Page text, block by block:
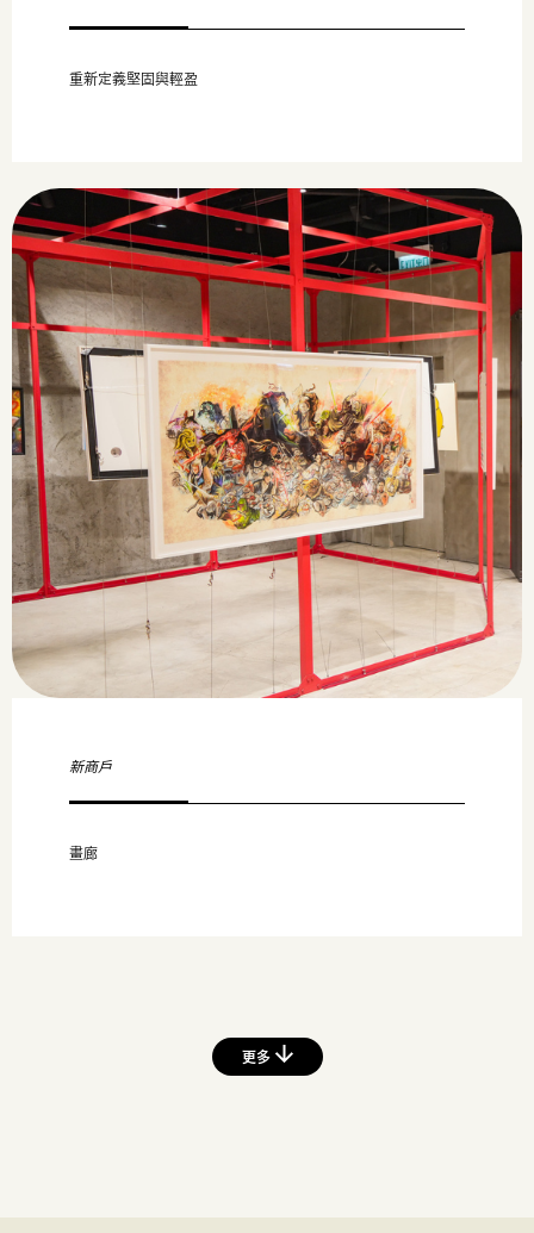
重新定義堅固與輕盈
新商戶
畫廊
更多